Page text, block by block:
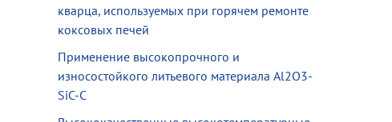
кварца, используемых при горячем ремонте
коксовых печей
Применение высокопрочного и
износостойкого литьевого материала Al2O3-
SiC-C